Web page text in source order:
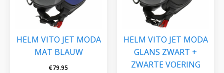
HELM VITO JET MODA
MAT BLAUW
€79.95
HELM VITO JET MODA
GLANS ZWART +
ZWARTE VOERING